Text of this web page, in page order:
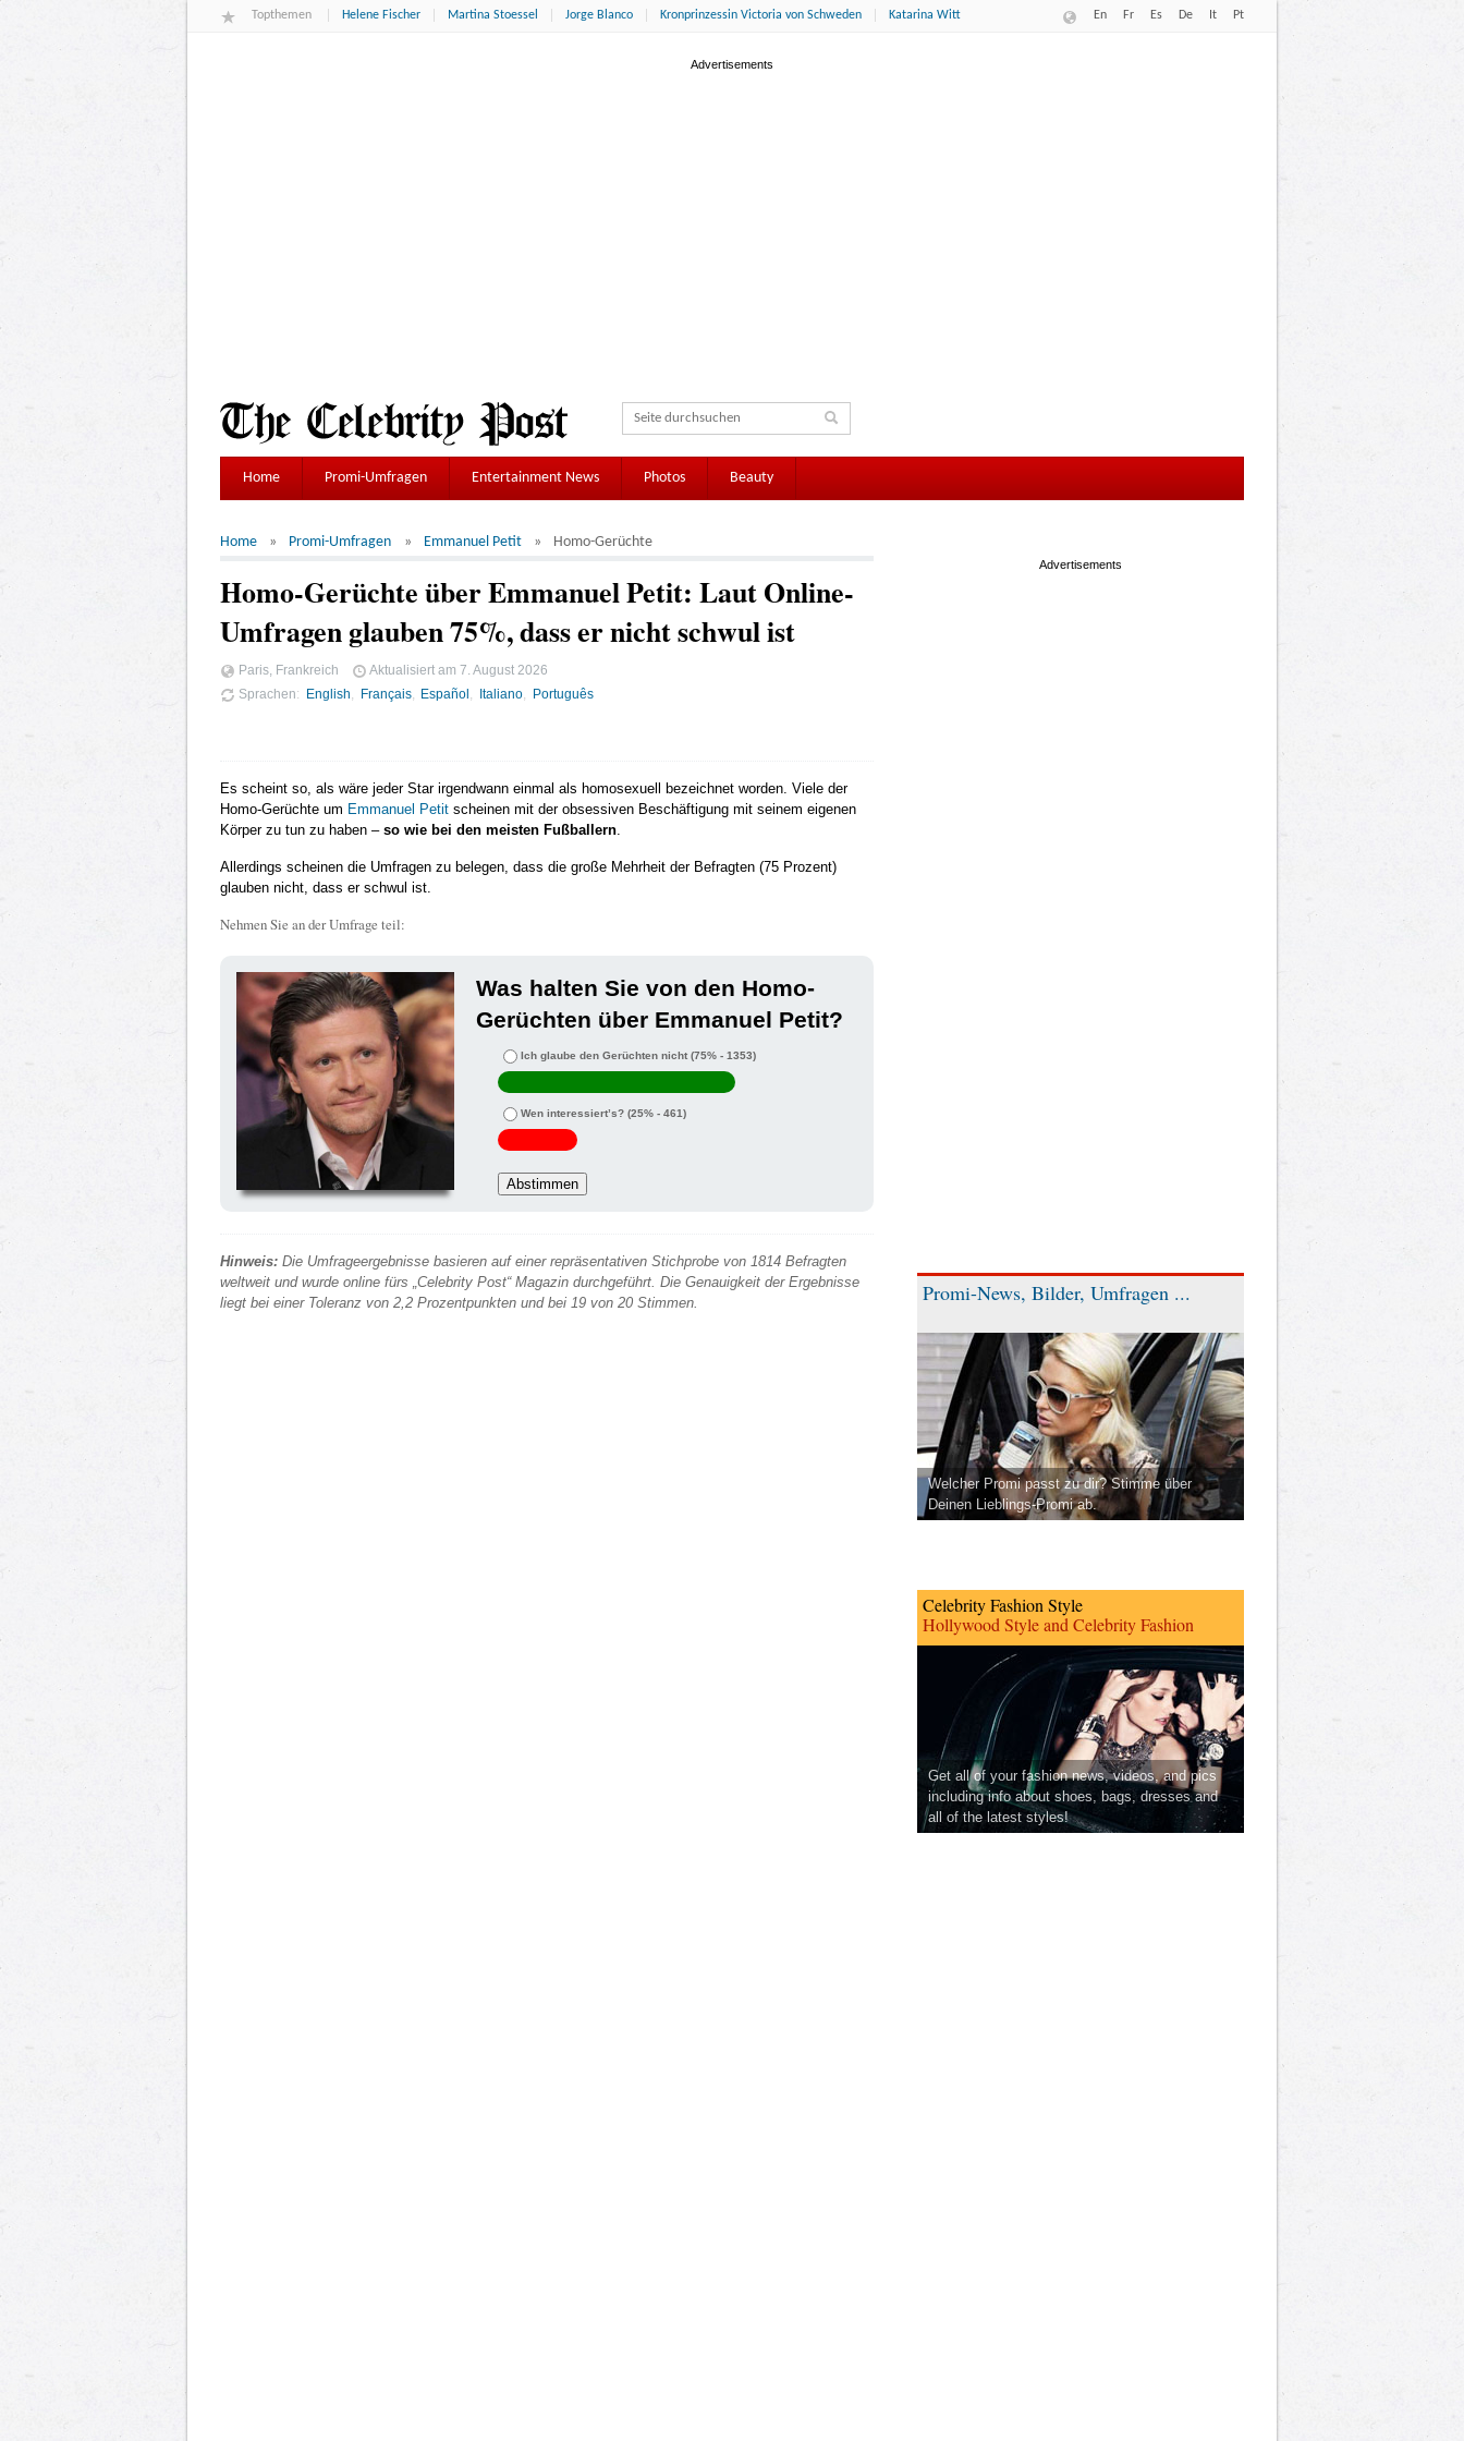
Topthemen Helene Fischer Martina Stoessel Jorge Blanco Kronprinzessin Victoria von Schweden Katarina Witt En Fr Es De It Pt
Home Promi-Umfragen Entertainment News Photos Beauty
Home Promi-Umfragen Emmanuel Petit Homo-Gerüchte
Homo-Gerüchte über Emmanuel Petit: Laut Online-
Umfragen glauben 75%, dass er nicht schwul ist
Paris, Frankreich Aktualisiert am 7. August 2026
Sprachen
English Français Español Italiano Português
Es scheint so, als wäre jeder Star irgendwann einmal als homosexuell bezeichnet worden. Viele der
Homo-Gerüchte um Emmanuel Petit scheinen mit der obsessiven Beschäftigung mit seinem eigenen
Körper zu tun zu haben – so wie bei den meisten Fußballern
Allerdings scheinen die Umfragen zu belegen, dass die große Mehrheit der Befragten (75 Prozent)
glauben nicht, dass er schwul ist.
Nehmen Sie an der Umfrage teil:
Was halten Sie von den Homo-
Gerüchten über Emmanuel Petit?
Ich glaube den Gerüchten nicht (75% - 1353)
Wen interessiert’s? (25% - 461)
Hinweis: Die Umfrageergebnisse basieren auf einer repräsentativen Stichprobe von 1814 Befragten
weltweit und wurde online fürs „Celebrity Post“ Magazin durchgeführt. Die Genauigkeit der Ergebnisse
liegt bei einer Toleranz von 2,2 Prozentpunkten und bei 19 von 20 Stimmen.
Promi-News, Bilder, Umfragen ...
Welcher Promi passt zu dir? Stimme über
Deinen Lieblings-Promi ab.
Celebrity Fashion Style
Hollywood Style and Celebrity Fashion
Get all of your fashion news, videos, and pics
including info about shoes, bags, dresses and
all of the latest styles!